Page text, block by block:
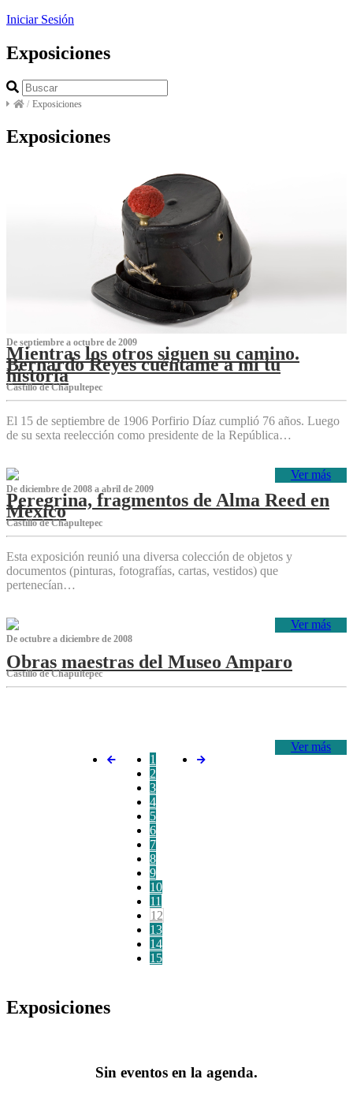
Iniciar Sesión
Exposiciones
/ Exposiciones
Exposiciones
De septiembre a octubre de 2009
Mientras los otros siguen su camino.
Bernardo Reyes cuéntame a mí tu
historia
Castillo de Chapultepec
El 15 de septiembre de 1906 Porfirio Díaz cumplió 76 años. Luego
de su sexta reelección como presidente de la República…
Ver más
De diciembre de 2008 a abril de 2009
Peregrina, fragmentos de Alma Reed en
México
Castillo de Chapultepec
Esta exposición reunió una diversa colección de objetos y
documentos (pinturas, fotografías, cartas, vestidos) que
pertenecían…
Ver más
De octubre a diciembre de 2008
Obras maestras del Museo Amparo
Castillo de Chapultepec
Ver más
1
2
3
4
5
6
7
8
9
10
11
12
13
14
15
Exposiciones
Sin eventos en la agenda.